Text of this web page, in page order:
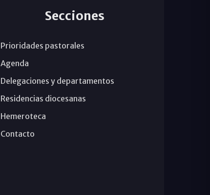
Secciones
Prioridades pastorales
Agenda
Delegaciones y departamentos
Residencias diocesanas
Hemeroteca
Contacto